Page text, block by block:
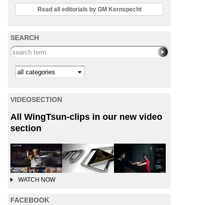
Read all editorials by GM Kernspecht
SEARCH
Search this site
Kategorie
VIDEOSECTION
All WingTsun-clips in our new video
section
WATCH NOW
FACEBOOK